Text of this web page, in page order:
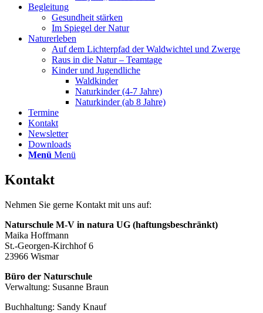
Begleitung
Gesundheit stärken
Im Spiegel der Natur
Naturerleben
Auf dem Lichterpfad der Waldwichtel und Zwerge
Raus in die Natur – Teamtage
Kinder und Jugendliche
Waldkinder
Naturkinder (4-7 Jahre)
Naturkinder (ab 8 Jahre)
Termine
Kontakt
Newsletter
Downloads
Menü Menü
Kontakt
Nehmen Sie gerne Kontakt mit uns auf:
Naturschule M-V in natura UG (haftungsbeschränkt)
Maika Hoffmann
St.-Georgen-Kirchhof 6
23966 Wismar
Büro der Naturschule
Verwaltung: Susanne Braun
Buchhaltung: Sandy Knauf